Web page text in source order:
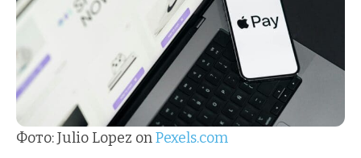
Фото: Julio Lopez onPexels.com